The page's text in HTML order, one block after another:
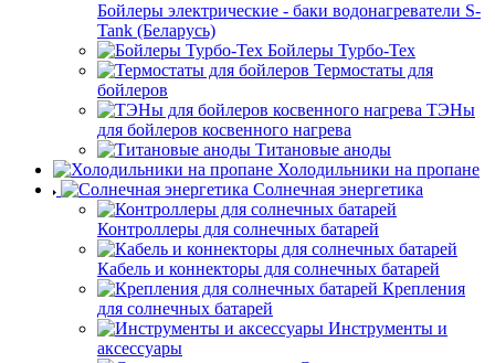
Бойлеры электрические - баки водонагреватели S-
Tank (Беларусь)
Бойлеры Турбо-Тех
Термостаты для
бойлеров
ТЭНы
для бойлеров косвенного нагрева
Титановые аноды
Холодильники на пропане
Солнечная энергетика
Контроллеры для солнечных батарей
Кабель и коннекторы для солнечных батарей
Крепления
для солнечных батарей
Инструменты и
аксессуары